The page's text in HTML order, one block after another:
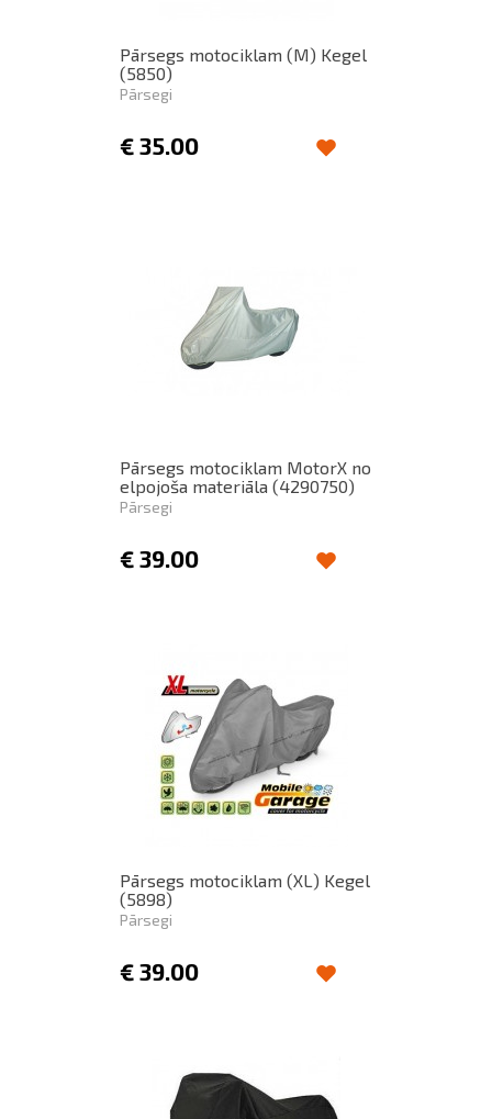
Pārsegs motociklam (M) Kegel
(5850)
Pārsegi
€ 35.00
Pārsegs motociklam MotorX no
elpojoša materiāla (4290750)
Pārsegi
€ 39.00
Pārsegs motociklam (XL) Kegel
(5898)
Pārsegi
€ 39.00